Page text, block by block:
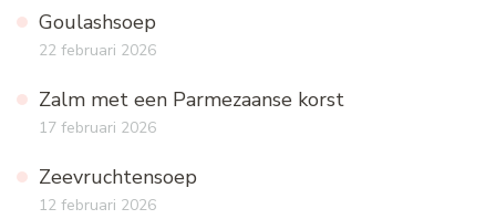
Goulashsoep
22 februari 2026
Zalm met een Parmezaanse korst
17 februari 2026
Zeevruchtensoep
12 februari 2026